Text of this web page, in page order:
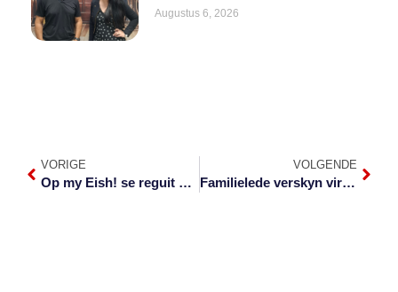
Augustus 6, 2026
VORIGE
Op my Eish! se reguit Maryna praat eerlik na episode 7
VOLGENDE
Familielede verskyn vir moord op 18-jarige skoolkind